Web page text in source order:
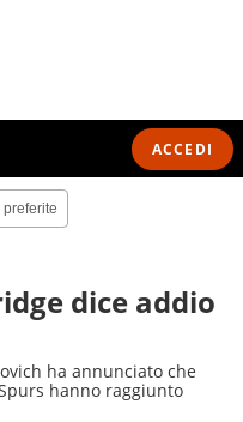
ACCEDI
preferite
dice addio
ha annunciato che
hanno raggiunto